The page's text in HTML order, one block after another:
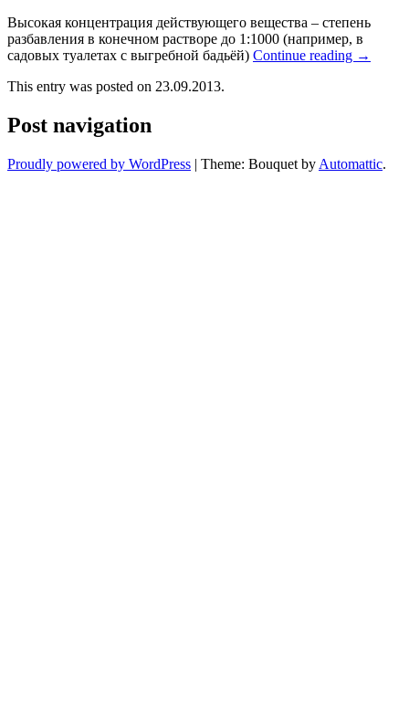
Высокая концентрация действующего вещества – степень
разбавления в конечном растворе до 1:1000 (например, в
садовых туалетах с выгребной бадьёй) Continue reading →
This entry was posted on 23.09.2013.
Post navigation
Proudly powered by WordPress | Theme: Bouquet by Automattic.